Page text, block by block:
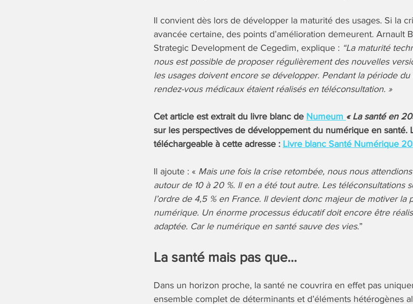
Il convient dès lors de développer la maturité des usages. Si la
avancée certaine, des points d’amélioration demeurent. Arnault
Strategic Development de Cegedim, explique : “La maturité
nous est possible de proposer régulièrement des nouvelles
les usages doivent encore se développer. Pendant la période
rendez-vous médicaux étaient réalisés en téléconsultation. »
Cet article est extrait du livre blanc de Numeum « La santé en
sur les perspectives de développement du numérique en santé.
téléchargeable à cette adresse : Livre blanc Santé Numérique
Il ajoute : « Mais une fois la crise retombée, nous nous
autour de 10 à 20 %. Il en a été tout autre. Les téléconsultations
l’ordre de 4,5 % en France. Il devient donc majeur de motiver la
numérique. Un énorme processus éducatif doit encore être
adaptée. Car le numérique en santé sauve des vies.”
La santé mais pas que…
Dans un horizon proche, la santé ne couvrira en effet pas
ensemble complet de déterminants et d’éléments hétérogènes